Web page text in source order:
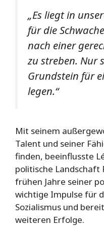
„Es liegt in
für die
nach einer
zu streben. Nur
Grundstein für
legen.“
Mit seinem
Talent und seiner
finden, beeinflusste
politische Landschaft
frühen Jahre seiner
wichtige Impulse für
Sozialismus und
weiteren Erfolge.